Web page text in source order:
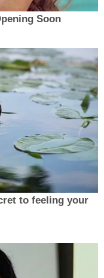
Soon
to feeling your